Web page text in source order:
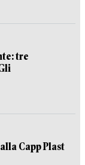
tre
Capp Plast